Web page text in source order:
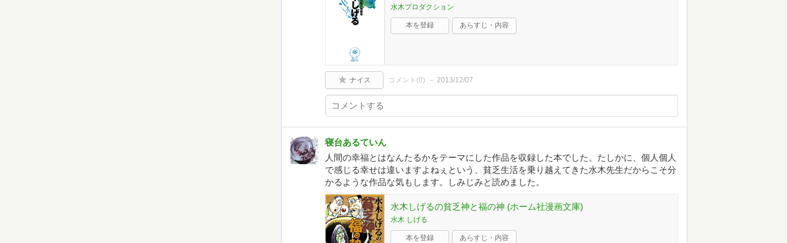
水木プロダクション
本を登録 あらすじ・内容
ナイス コメント(0) 2013/12/07
寝台あるていん
人間の幸福とはなんたるかをテーマにした作品を収録した本でした。たしかに、個人個人
で感じる幸せは違いますよねぇという、貧乏生活を乗り越えてきた水木先生だからこそ分
かるような作品な気もします。しみじみと読めました。
水木しげるの貧乏神と福の神 (ホーム社漫画文庫)
水木 しげる
本を登録 あらすじ・内容